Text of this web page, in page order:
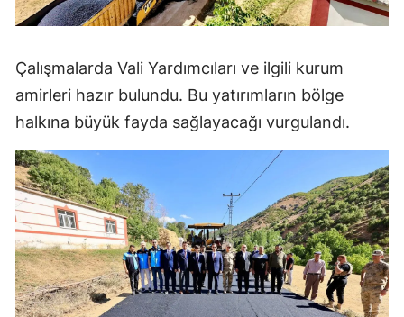
Çalışmalarda Vali Yardımcıları ve ilgili kurum
amirleri hazır bulundu. Bu yatırımların bölge
halkına büyük fayda sağlayacağı vurgulandı.